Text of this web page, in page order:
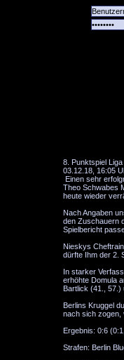
8. Punktspiel
03.12.18, 16:05
Einen sehr
Theo Schwabes
heute wieder
Nach Angaben
den Zuschauern
Spielbericht
Nieskys
dürfte Ihm der 2.
In starker
erhöhte Domula
Bartlick (41., 57.)
Berlins Kruggel
nach sich zogen,
Ergebnis: 0:6
Strafen: Berlin